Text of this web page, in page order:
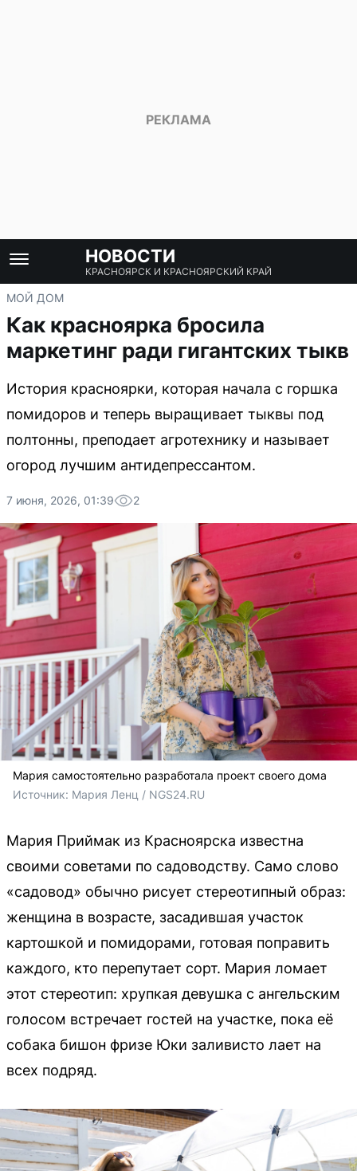
НОВОСТИ
КРАСНОЯРСК И КРАСНОЯРСКИЙ КРАЙ
МОЙ ДОМ
Как красноярка бросила
маркетинг ради гигантских тыкв
История красноярки, которая начала с горшка
помидоров и теперь выращивает тыквы под
полтонны, преподает агротехнику и называет
огород лучшим антидепрессантом.
7 июня, 2026, 01:39 2
Мария самостоятельно разработала проект своего дома
Источник: Мария Ленц / NGS24.RU
Мария Приймак из Красноярска известна
своими советами по садоводству. Само слово
«садовод» обычно рисует стереотипный образ:
женщина в возрасте, засадившая участок
картошкой и помидорами, готовая поправить
каждого, кто перепутает сорт. Мария ломает
этот стереотип: хрупкая девушка с ангельским
голосом встречает гостей на участке, пока её
собака бишон фризе Юки заливисто лает на
всех подряд.